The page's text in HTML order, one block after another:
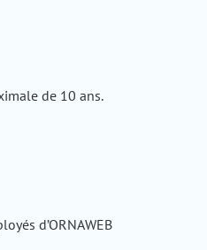
de 10 ans.
d’ORNAWEB